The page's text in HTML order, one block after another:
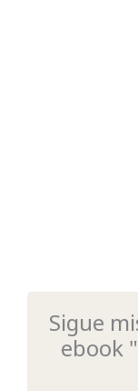
Sigue
ebook